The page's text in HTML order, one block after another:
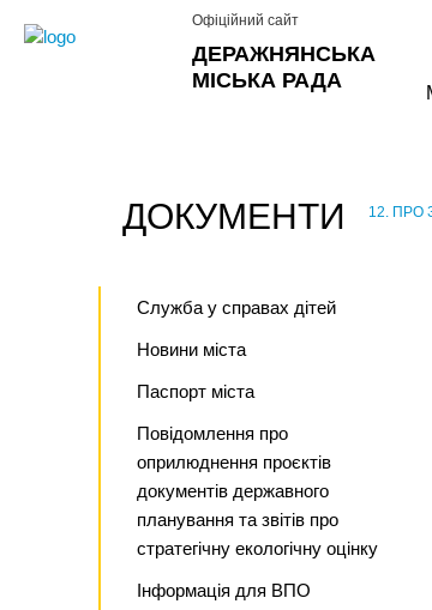
ДЕРАЖНЯНСЬКА
МІСЬКА РАДА
Офіційний сайт
ДОКУМЕНТИ 12. ПРО
Служба у справах дітей
Новини міста
Паспорт міста
Повідомлення про
оприлюднення проєктів
документів державного
планування та звітів про
стратегічну екологічну оцінку
Інформація для ВПО